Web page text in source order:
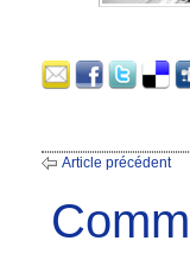
Article précédent